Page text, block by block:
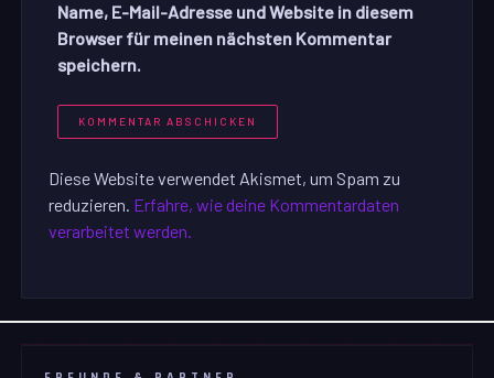
Name, E-Mail-Adresse und Website in diesem
Browser für meinen nächsten Kommentar
speichern.
Diese Website verwendet Akismet, um Spam zu
reduzieren. Erfahre, wie deine Kommentardaten
verarbeitet werden.